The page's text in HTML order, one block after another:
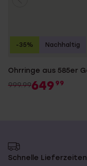
Ohrringe aus 585er
999.99649 99
-35% Nachhaltig
Schnelle Lieferzeiten